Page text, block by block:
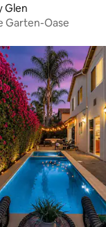
Glen
Garten-Oase